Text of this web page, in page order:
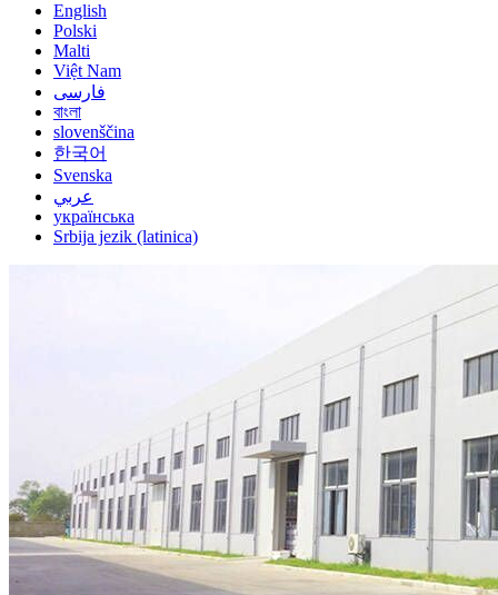
English
Polski
Malti
Việt Nam
فارسی
বাংলা
slovenščina
한국어
Svenska
عربي
українська
Srbija jezik (latinica)